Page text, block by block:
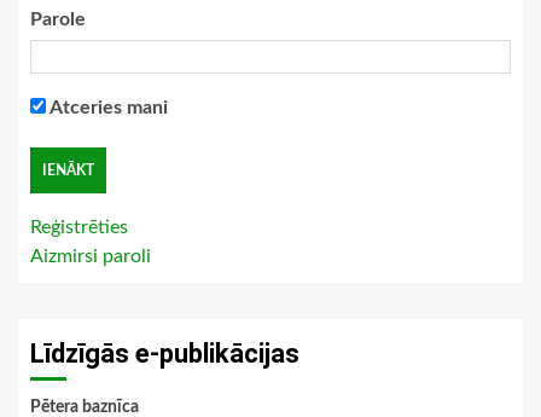
Parole
Atceries mani
Reģistrēties
Aizmirsi paroli
Līdzīgās e-publikācijas
Pētera baznīca